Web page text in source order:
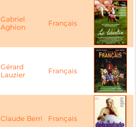
Gabriel
Aghion
Français
Gérard
Lauzier
Français
Claude Berri Français